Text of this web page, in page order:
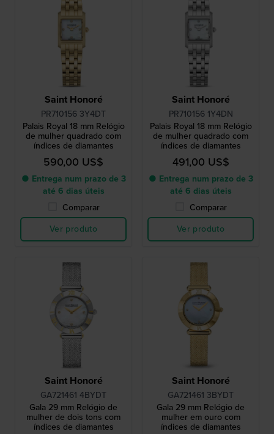
Saint Honoré
PR710156 3Y4DT
Palais Royal 18 mm Relógio
de mulher quadrado com
índices de diamantes
590,00 US$
● Entrega num prazo de 3
até 6 dias úteis
Comparar
Ver produto
Saint Honoré
PR710156 1Y4DN
Palais Royal 18 mm Relógio
de mulher quadrado com
índices de diamantes
491,00 US$
● Entrega num prazo de 3
até 6 dias úteis
Comparar
Ver produto
Saint Honoré
GA721461 4BYDT
Gala 29 mm Relógio de
mulher de dois tons com
índices de diamantes
Saint Honoré
GA721461 3BYDT
Gala 29 mm Relógio de
mulher em ouro com
índices de diamantes